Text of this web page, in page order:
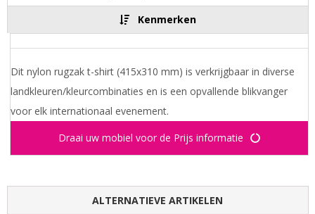
Kenmerken
Dit nylon rugzak t-shirt (415x310 mm) is verkrijgbaar in diverse
landkleuren/kleurcombinaties en is een opvallende blikvanger
voor elk internationaal evenement.
Draai uw mobiel voor de Prijs informatie
ALTERNATIEVE ARTIKELEN